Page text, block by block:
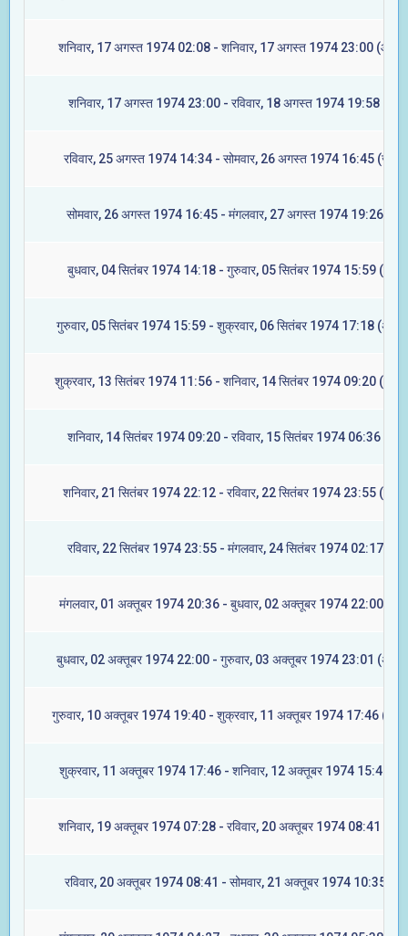
शनिवार, 17 अगस्त 1974 02:08 - शनिवार, 17 अगस्त 1974 23:00
शनिवार, 17 अगस्त 1974 23:00 - रविवार, 18 अगस्त 1974 19:58 (मघा)
रविवार, 25 अगस्त 1974 14:34 - सोमवार, 26 अगस्त 1974 16:45
सोमवार, 26 अगस्त 1974 16:45 - मंगलवार, 27 अगस्त 1974 19:26
बुधवार, 04 सितंबर 1974 14:18 - गुरुवार, 05 सितंबर 1974 15:59
गुरुवार, 05 सितंबर 1974 15:59 - शुक्रवार, 06 सितंबर 1974 17:18
शुक्रवार, 13 सितंबर 1974 11:56 - शनिवार, 14 सितंबर 1974 09:20
शनिवार, 14 सितंबर 1974 09:20 - रविवार, 15 सितंबर 1974 06:36 (मघा)
शनिवार, 21 सितंबर 1974 22:12 - रविवार, 22 सितंबर 1974 23:55
रविवार, 22 सितंबर 1974 23:55 - मंगलवार, 24 सितंबर 1974 02:17
मंगलवार, 01 अक्तूबर 1974 20:36 - बुधवार, 02 अक्तूबर 1974 22:00
बुधवार, 02 अक्तूबर 1974 22:00 - गुरुवार, 03 अक्तूबर 1974 23:01
गुरुवार, 10 अक्तूबर 1974 19:40 - शुक्रवार, 11 अक्तूबर 1974 17:46
शुक्रवार, 11 अक्तूबर 1974 17:46 - शनिवार, 12 अक्तूबर 1974 15:40
शनिवार, 19 अक्तूबर 1974 07:28 - रविवार, 20 अक्तूबर 1974 08:41
रविवार, 20 अक्तूबर 1974 08:41 - सोमवार, 21 अक्तूबर 1974 10:35